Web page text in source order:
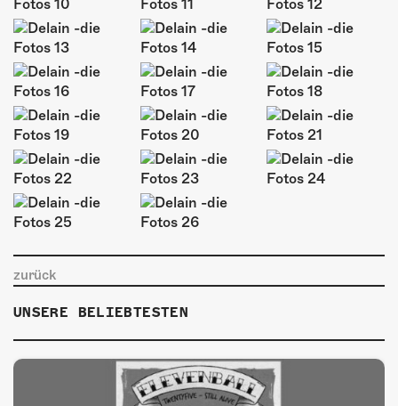
SHOP
MITMACHEN
zurück
UNSERE BELIEBTESTEN